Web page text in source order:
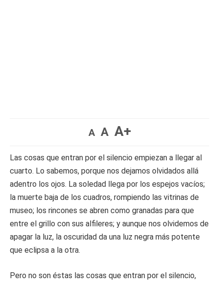
A A A+
Las cosas que entran por el silencio empiezan a llegar al
cuarto. Lo sabemos, porque nos dejamos olvidados allá
adentro los ojos. La soledad llega por los espejos vacíos;
la muerte baja de los cuadros, rompiendo las vitrinas de
museo; los rincones se abren como granadas para que
entre el grillo con sus alfileres; y aunque nos olvidemos de
apagar la luz, la oscuridad da una luz negra más potente
que eclipsa a la otra.
Pero no son éstas las cosas que entran por el silencio,